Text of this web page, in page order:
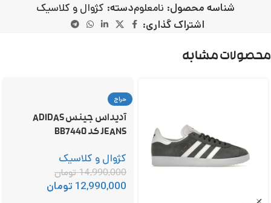
شناسه محصول: نامعلومدسته: کژوال و کلاسیک
اشتراک گذاری:
محصولات مشابه
حراج
آدیداس جینس ADIDAS
JEANS کد BB7440
کژوال و کلاسیک
14,990,000تومان
12,990,000 تومان